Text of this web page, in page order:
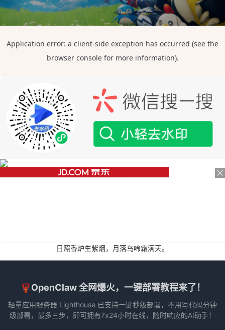
日照香炉生紫烟，月落乌啼霜满天。
🦞OpenClaw 全网爆火，一键部署教程来了！
轻量应用服务器 Lighthouse 已支持一键秒级部署，不用写代码分钟
级部署，最多三步，即可拥有7x24小时在线，随时响应的AI助手！